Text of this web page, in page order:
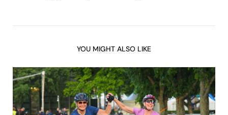
YOU MIGHT ALSO LIKE